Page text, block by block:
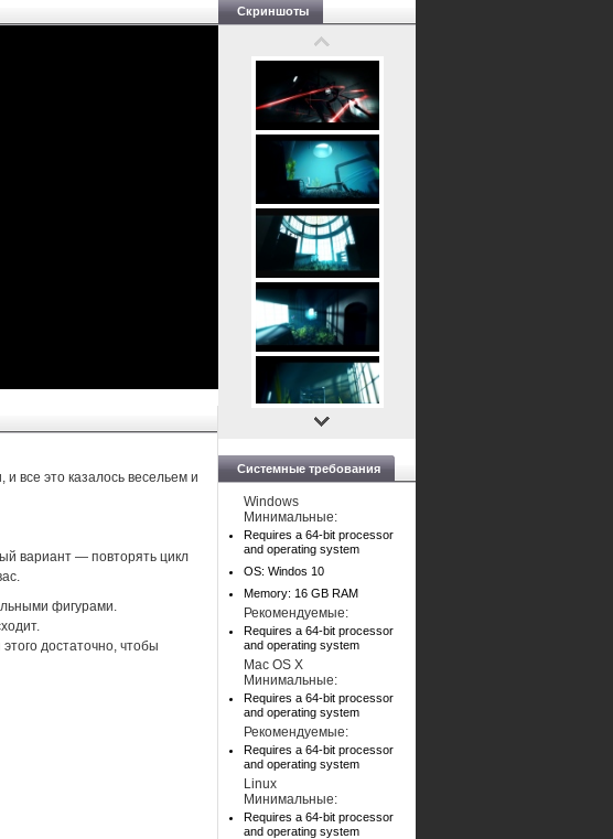
все это казалось весельем и
вариант — повторять цикл
фигурами.
достаточно, чтобы
Скриншоты
Системные требования
Windows
Минимальные:
Requires a 64-bit processor
and operating system
OS: Windos 10
Memory: 16 GB RAM
Рекомендуемые:
Requires a 64-bit processor
and operating system
Mac OS X
Минимальные:
Requires a 64-bit processor
and operating system
Рекомендуемые:
Requires a 64-bit processor
and operating system
Linux
Минимальные:
Requires a 64-bit processor
and operating system